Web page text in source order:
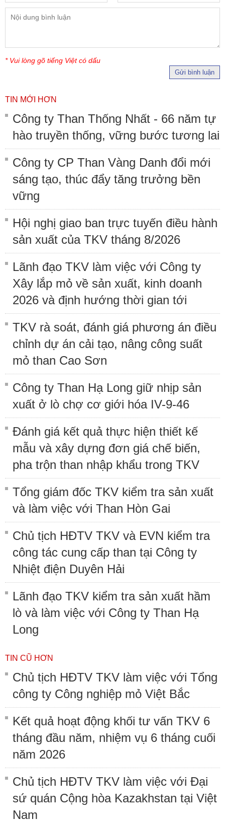
* Vui lòng gõ tiếng Việt có dấu
Gửi bình luận
TIN MỚI HƠN
Công ty Than Thống Nhất - 66 năm tự
hào truyền thống, vững bước tương lai
Công ty CP Than Vàng Danh đổi mới
sáng tạo, thúc đẩy tăng trưởng bền
vững
Hội nghị giao ban trực tuyến điều hành
sản xuất của TKV tháng 8/2026
Lãnh đạo TKV làm việc với Công ty
Xây lắp mỏ về sản xuất, kinh doanh
2026 và định hướng thời gian tới
TKV rà soát, đánh giá phương án điều
chỉnh dự án cải tạo, nâng công suất
mỏ than Cao Sơn
Công ty Than Hạ Long giữ nhịp sản
xuất ở lò chợ cơ giới hóa IV-9-46
Đánh giá kết quả thực hiện thiết kế
mẫu và xây dựng đơn giá chế biến,
pha trộn than nhập khẩu trong TKV
Tổng giám đốc TKV kiểm tra sản xuất
và làm việc với Than Hòn Gai
Chủ tịch HĐTV TKV và EVN kiểm tra
công tác cung cấp than tại Công ty
Nhiệt điện Duyên Hải
Lãnh đạo TKV kiểm tra sản xuất hầm
lò và làm việc với Công ty Than Hạ
Long
TIN CŨ HƠN
Chủ tịch HĐTV TKV làm việc với Tổng
công ty Công nghiệp mỏ Việt Bắc
Kết quả hoạt động khối tư vấn TKV 6
tháng đầu năm, nhiệm vụ 6 tháng cuối
năm 2026
Chủ tịch HĐTV TKV làm việc với Đại
sứ quán Cộng hòa Kazakhstan tại Việt
Nam